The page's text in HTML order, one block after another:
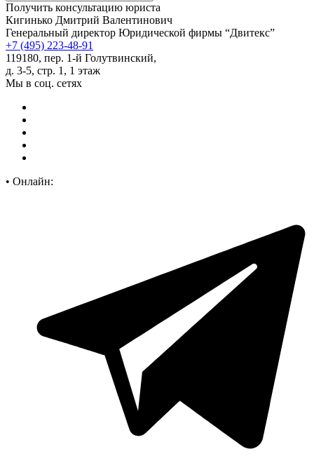
Получить консультацию юриста
Кигинько Дмитрий Валентинович
Генеральный директор Юридической фирмы “Двитекс”
+7 (495) 223-48-91
119180, пер. 1-й Голутвинский,
д. 3-5, стр. 1, 1 этаж
Мы в соц. сетях
• Онлайн: